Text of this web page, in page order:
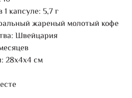
капсуле: 5,7 г
жареный молотый кофе
Швейцария
28х4х4 см